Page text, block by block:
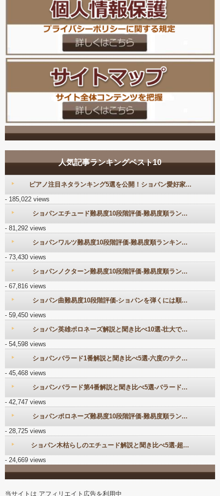
人気記事ランキングベスト10
ピアノ注目ネタランキング5選を公開！ショパン愛好家...
- 185,022 views
ショパンエチュード難易度10段階評価-難易度順ラン...
- 81,292 views
ショパンワルツ難易度10段階評価-難易度順ランキン...
- 73,430 views
ショパンノクターン難易度10段階評価-難易度順ラン...
- 67,816 views
ショパン曲難易度10段階評価-ショパンを弾くには順...
- 59,450 views
ショパン英雄ポロネーズ解説と聞き比べ10選-壮大で...
- 54,598 views
ショパンバラード1番解説と聞き比べ5選-六度のテク...
- 45,468 views
ショパンバラード第4番解説と聞き比べ5選-バラード...
- 42,747 views
ショパンポロネーズ難易度10段階評価-難易度順ラン...
- 28,725 views
ショパン木枯らしのエチュード解説と聞き比べ5選-超...
- 24,669 views
当サイトは アフィリエイト広告を利用中